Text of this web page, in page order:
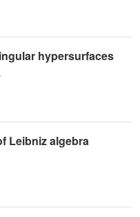
hypersurfaces
Leibniz algebra